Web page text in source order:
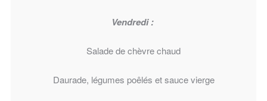
Vendredi :
Salade de chèvre chaud
Daurade, légumes poêlés et sauce vierge